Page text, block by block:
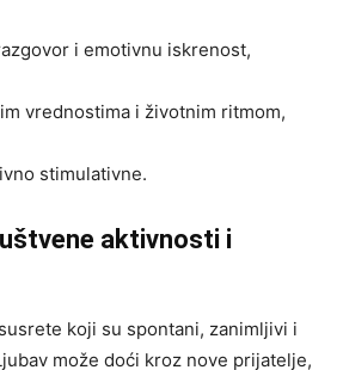
i emotivnu iskrenost,
vrednostima i životnim ritmom,
stimulativne.
aktivnosti i
koji su spontani, zanimljivi i
može doći kroz nove prijatelje,